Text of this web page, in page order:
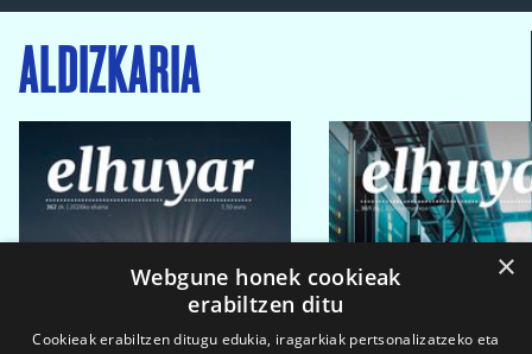
ALDIZKARIA
×
Webgune honek cookieak
erabiltzen ditu
Cookieak erabiltzen ditugu edukia, iragarkiak pertsonalizatzeko eta